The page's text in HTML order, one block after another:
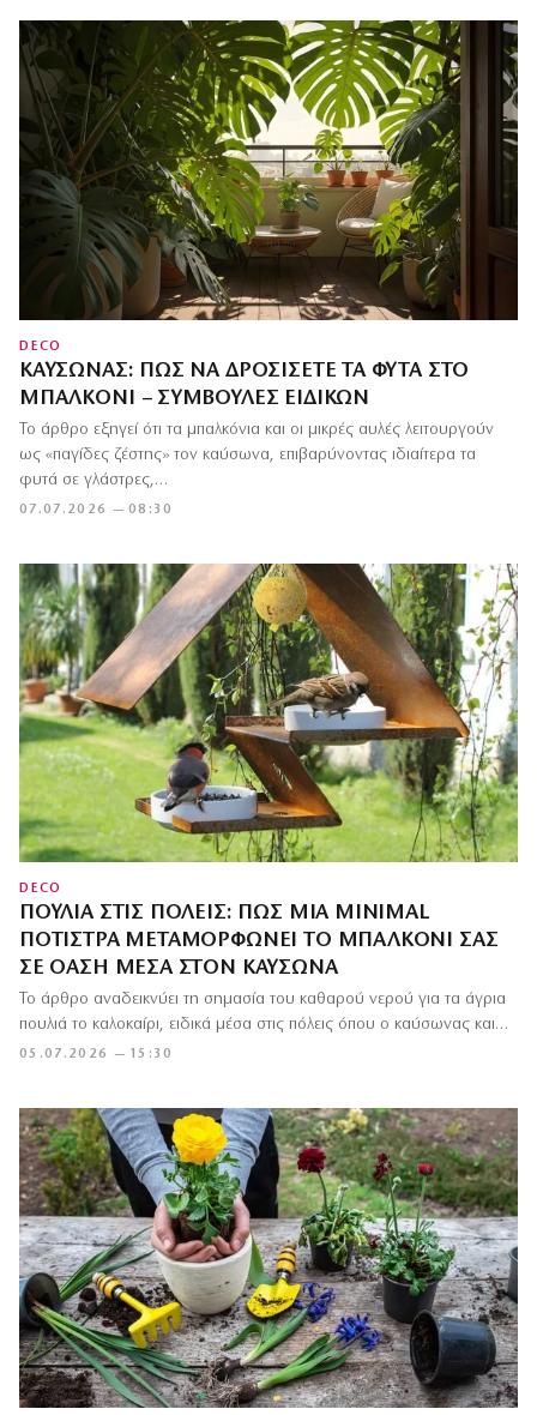
DECO
ΚΑΎΣΩΝΑΣ: ΠΏΣ ΝΑ ΔΡΟΣΊΣΕΤΕ ΤΑ ΦΥΤΆ ΣΤΟ
ΜΠΑΛΚΌΝΙ – ΣΥΜΒΟΥΛΈΣ ΕΙΔΙΚΏΝ
07.07.2026 — 08:30
Το άρθρο εξηγεί ότι τα μπαλκόνια και οι μικρές αυλές λειτουργούν
ως «παγίδες ζέστης» τον καύσωνα, επιβαρύνοντας ιδιαίτερα τα
φυτά σε γλάστρες,…
DECO
ΠΟΥΛΙΆ ΣΤΙΣ ΠΌΛΕΙΣ: ΠΏΣ ΜΙΑ MINIMAL
ΠΟΤΊΣΤΡΑ ΜΕΤΑΜΟΡΦΏΝΕΙ ΤΟ ΜΠΑΛΚΌΝΙ ΣΑΣ
ΣΕ ΌΑΣΗ ΜΈΣΑ ΣΤΟΝ ΚΑΎΣΩΝΑ
05.07.2026 — 15:30
Το άρθρο αναδεικνύει τη σημασία του καθαρού νερού για τα άγρια
πουλιά το καλοκαίρι, ειδικά μέσα στις πόλεις όπου ο καύσωνας και…